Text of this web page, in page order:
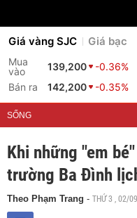
Giá vàng SJC Giá bạc
Mua
vào
139,200
-0.36%
Bán ra
142,200 -0.35%
SỐNG
Khi những "em
trường Ba Đình
Theo Phạm Trang - THỨ 3 , 02/